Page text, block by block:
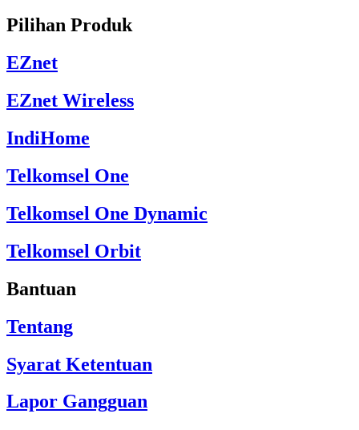
Pilihan Produk
EZnet
EZnet Wireless
IndiHome
Telkomsel One
Telkomsel One Dynamic
Telkomsel Orbit
Bantuan
Tentang
Syarat Ketentuan
Lapor Gangguan